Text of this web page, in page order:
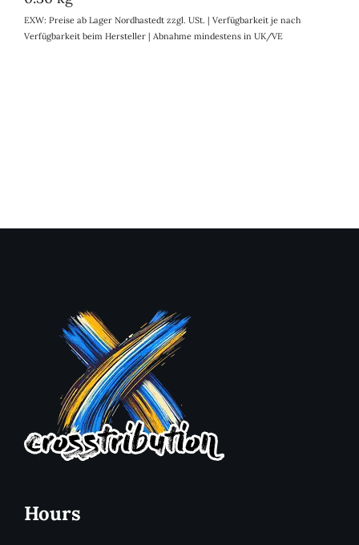
EXW: Preise ab Lager Nordhastedt zzgl. USt. | Verfügbarkeit je nach
Verfügbarkeit beim Hersteller | Abnahme mindestens in UK/VE
Hours